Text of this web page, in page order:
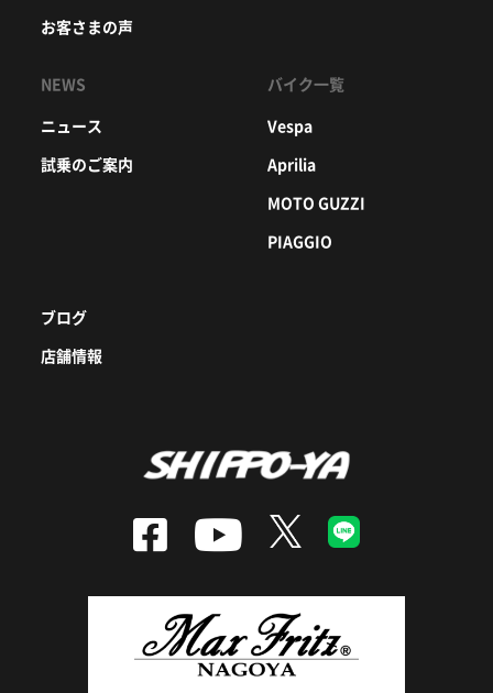
お客さまの声
NEWS
ニュース
試乗のご案内
バイク一覧
Vespa
Aprilia
MOTO GUZZI
PIAGGIO
ブログ
店舗情報